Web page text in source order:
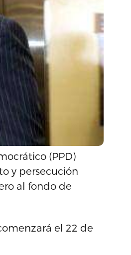
(PPD)
y persecución
al fondo de
el 22 de